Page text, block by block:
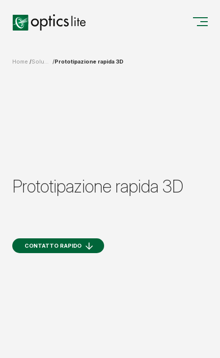
Home Soluzioni integrate per progettazione, produzione e misurazioni Prototipazione rapida 3D
Prototipazione rapida 3D
CONTATTO RAPIDO